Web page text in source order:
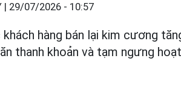
| 29/07/2026 - 10:57
hàng bán lại kim cương
thanh khoản và tạm ngưng